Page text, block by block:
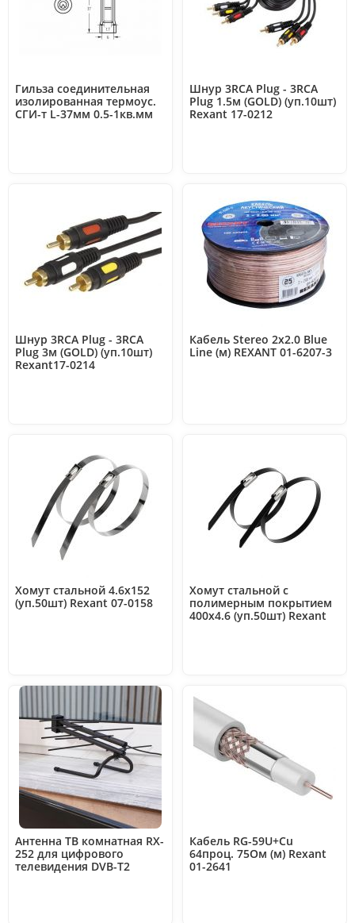
Гильза соединительная
изолированная термоус.
СГИ-т L-37мм 0.5-1кв.мм
Шнур 3RCA Plug - 3RCA
Plug 1.5м (GOLD) (уп.10шт)
Rexant 17-0212
Шнур 3RCA Plug - 3RCA
Plug 3м (GOLD) (уп.10шт)
Rexant17-0214
Кабель Stereo 2х2.0 Blue
Line (м) REXANT 01-6207-3
Хомут стальной 4.6х152
(уп.50шт) Rexant 07-0158
Хомут стальной с
полимерным покрытием
400х4.6 (уп.50шт) Rexant
Антенна ТВ комнатная RX-
252 для цифрового
телевидения DVB-T2
Кабель RG-59U+Cu
64проц. 75Ом (м) Rexant
01-2641